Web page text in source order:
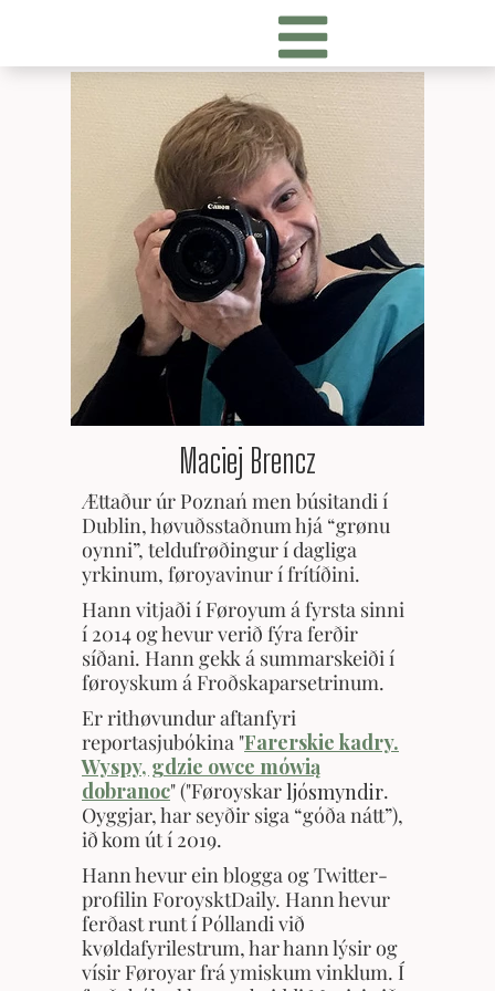
Maciej Brencz
Ættaður úr Poznań men búsitandi í
Dublin, høvuðsstaðnum hjá “grønu
oynni”, teldufrøðingur í dagliga
yrkinum, føroyavinur í frítíðini.
Hann vitjaði í Føroyum á fyrsta sinni
í 2014 og hevur verið fýra ferðir
síðani. Hann gekk á summarskeiði í
føroyskum á Froðskaparsetrinum.
Er rithøvundur aftanfyri
reportasjubókina "Farerskie kadry.
Wyspy, gdzie owce mówią
dobranoc" ("Føroyskarljósmyndir.
Oyggjar, har seyðir siga “góða nátt”),
ið kom út í 2019.
Hann hevur ein blogga og Twitter-
profilin ForoysktDaily. Hann hevur
ferðast runt í Póllandi við
kvøldafyrilestrum, har hann lýsir og
vísir Føroyar frá ymiskum vinklum. Í